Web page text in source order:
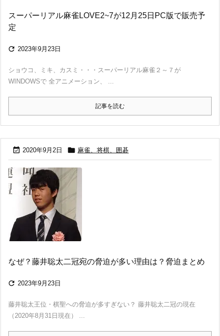
スーパーリアル麻雀LOVE2~7が12月25日PC版で販売予
定
 2023年9月23日
ショウコ、ミキ、カスミ・・・スーパーリアル麻雀２～７が
WINDOWSで 全アニメーション、 ...
記事を読む
 2020年9月2日  麻雀、将棋、囲碁
なぜ？藤井聡太二冠宛の脅迫が多い理由は？脅迫まとめ
 2023年9月23日
藤井聡太王位・棋聖への脅迫が多すぎない？ 藤井聡太二冠の現在
（2020年8月31日現在） ...